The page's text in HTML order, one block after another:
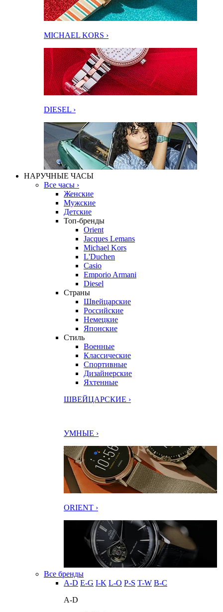
MICHAEL KORS ›
DIESEL ›
НАРУЧНЫЕ ЧАСЫ
Все часы ›
Женские
Мужские
Детские
Топ-бренды
Orient
Jacques Lemans
Michael Kors
L'Duchen
Casio
Emporio Armani
Diesel
Страны
Швейцарские
Российские
Немецкие
Японские
Стиль
Военные
Классические
Спортивные
Дизайнерские
Яхтенные
ШВЕЙЦАРСКИЕ ›
УМНЫЕ ›
ORIENT ›
Все бренды
A-D E-G I-K L-O P-S T-W В-С
A-D